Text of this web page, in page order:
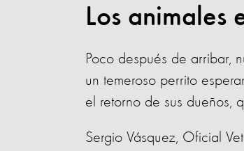
Los animales
Poco después de arribar,
un temeroso perrito
el retorno de sus dueños,
Sergio Vásquez, Oficial